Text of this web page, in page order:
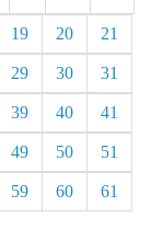
19 20 21
29 30 31
39 40 41
49 50 51
59 60 61